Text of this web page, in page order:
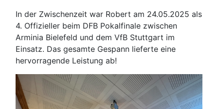
In der Zwischenzeit war Robert am 24.05.2025 als
4. Offizieller beim DFB Pokalfinale zwischen
Arminia Bielefeld und dem VfB Stuttgart im
Einsatz. Das gesamte Gespann lieferte eine
hervorragende Leistung ab!